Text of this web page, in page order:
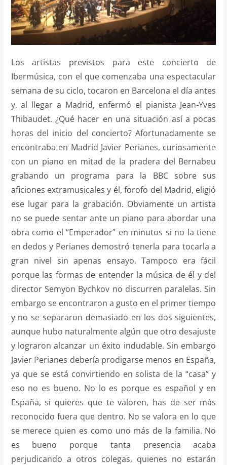
Los artistas previstos para este concierto de
Ibermúsica, con el que comenzaba una espectacular
semana de su ciclo, tocaron en Barcelona el día antes
y, al llegar a Madrid, enfermó el pianista Jean-Yves
Thibaudet. ¿Qué hacer en una situación así a pocas
horas del inicio del concierto? Afortunadamente se
encontraba en Madrid Javier Perianes, curiosamente
con un piano en mitad de la pradera del Bernabeu
grabando un programa para la BBC sobre sus
aficiones extramusicales y él, forofo del Madrid, eligió
ese lugar para la grabación. Obviamente un artista
no se puede sentar ante un piano para abordar una
obra como el “Emperador” en minutos si no la tiene
en dedos y Perianes demostró tenerla para tocarla a
gran nivel sin apenas ensayo. Tampoco era fácil
porque las formas de entender la música de él y del
director Semyon Bychkov no discurren paralelas. Sin
embargo se encontraron a gusto en el primer tiempo
y no se separaron demasiado en los dos siguientes,
aunque hubo naturalmente algún que otro desajuste
y lograron alcanzar un éxito indudable. Sin embargo
Javier Perianes debería prodigarse menos en España,
ya que se está convirtiendo en solista de la “casa” y
eso no es bueno. No lo es porque es español y en
España, si quieres que te valoren, has de ser más
reconocido fuera que dentro. No se valora en lo que
se merece quien es como uno más de la familia. No
es bueno porque tanta presencia acaba
perjudicando a otros colegas, quienes no estarán